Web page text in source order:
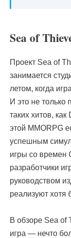
Sea of
Проект Sea of
занимается
летом, когда
И это не только
таких хитов,
этой MMORPG
успешным
игры со времен
разработчики
руководством
реализуют хотя
В обзоре Sea of
игра — нечто